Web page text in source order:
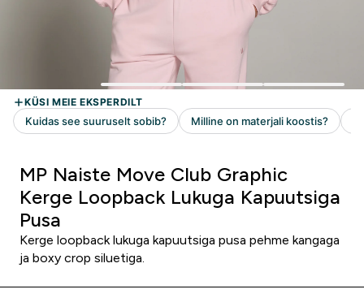
MP Naiste Move Club Graphic
Kerge Loopback Lukuga Kapuutsiga
Pusa
Kerge loopback lukuga kapuutsiga pusa pehme kangaga
ja boxy crop siluetiga.